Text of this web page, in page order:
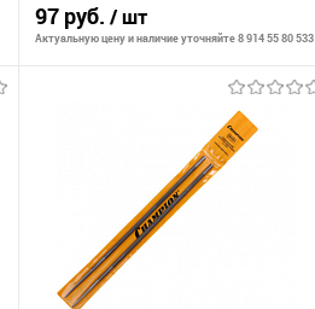
97 руб. / шт
Актуальную цену и наличие уточняйте 8 914 55 80 533
В корзину
К сравнению
В избранное